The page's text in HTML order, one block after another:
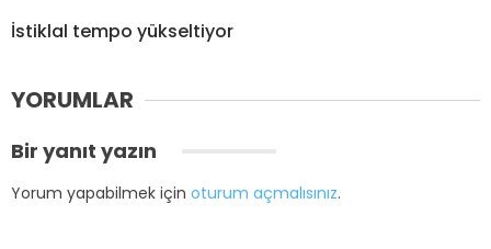
İstiklal tempo yükseltiyor
YORUMLAR
Bir yanıt yazın
Yorum yapabilmek için oturum açmalısınız.